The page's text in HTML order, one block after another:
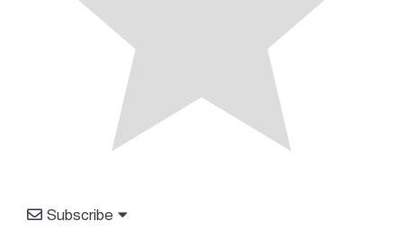
Subscribe